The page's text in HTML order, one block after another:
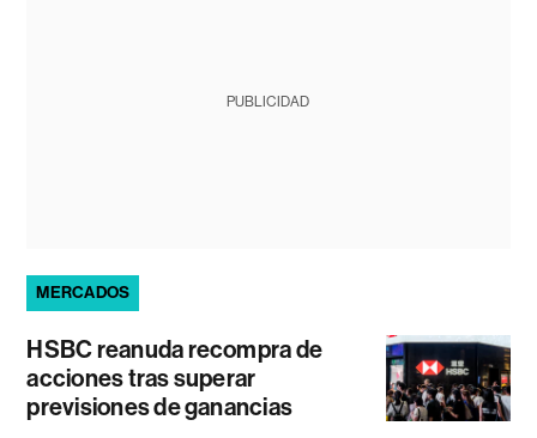
PUBLICIDAD
MERCADOS
HSBC reanuda recompra de
acciones tras superar
previsiones de ganancias